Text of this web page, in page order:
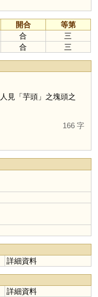
開合
等第
合
三
合 三
見「芋頭」之塊頭之
166 字
詳細資料
詳細資料